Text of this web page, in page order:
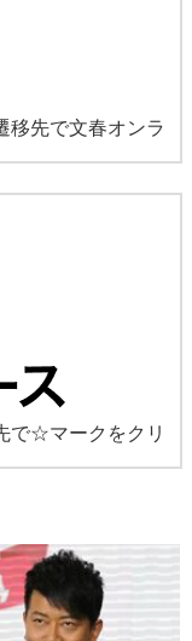
移先で文春オンラ
で☆マークをクリ